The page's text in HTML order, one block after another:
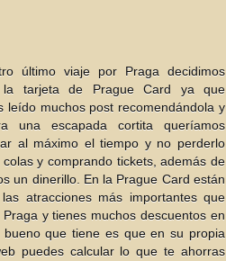
último viaje por Praga decidimos
la tarjeta de Prague Card ya que
leído muchos post recomendándola y
una escapada cortita queríamos
al máximo el tiempo y no perderlo
colas y comprando tickets, además de
un dinerillo. En la Prague Card están
las atracciones más importantes que
y tienes muchos descuentos en
bueno que tiene es que en su propia
puedes calcular lo que te ahorras